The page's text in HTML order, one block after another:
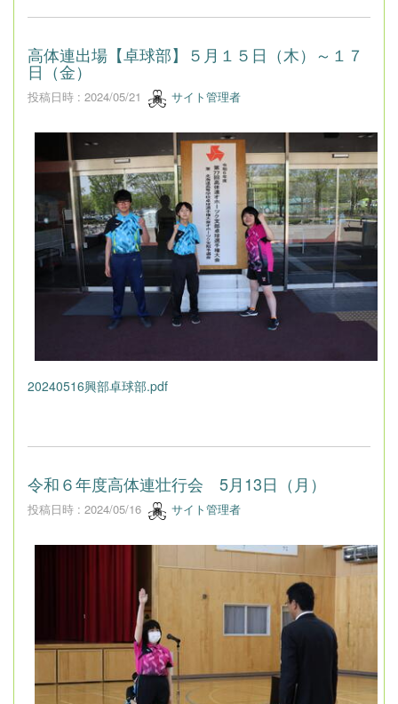
高体連出場【卓球部】５月１５日（木）～１７
日（金）
投稿日時 : 2024/05/21 サイト管理者
20240516興部卓球部.pdf
令和６年度高体連壮行会 5月13日（月）
投稿日時 : 2024/05/16 サイト管理者